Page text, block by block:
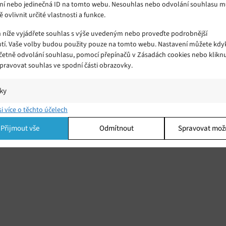
nebo jedinečná ID na tomto webu. Nesouhlas nebo odvolání souhlasu
ovlivnit určité vlastnosti a funkce.
vyjádřete souhlas s výše uvedeným nebo proveďte podrobnější
Vaše volby budou použity pouze na tomto webu. Nastavení můžete
odvolání souhlasu, pomocí přepínačů v Zásadách cookies nebo
souhlas ve spodní části obrazovky.
a/nebo přístup k informacím v zařízení, Porozumění publiku
kombinací údajů z různých zdrojů.
více o těchto účelech
Přijmout vše Odmítnout Spravovat